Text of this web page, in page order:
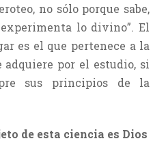
no sólo porque sabe,
lo divino”. El
es el que pertenece a la
por el estudio, si
sus principios de la
de esta ciencia es Dios